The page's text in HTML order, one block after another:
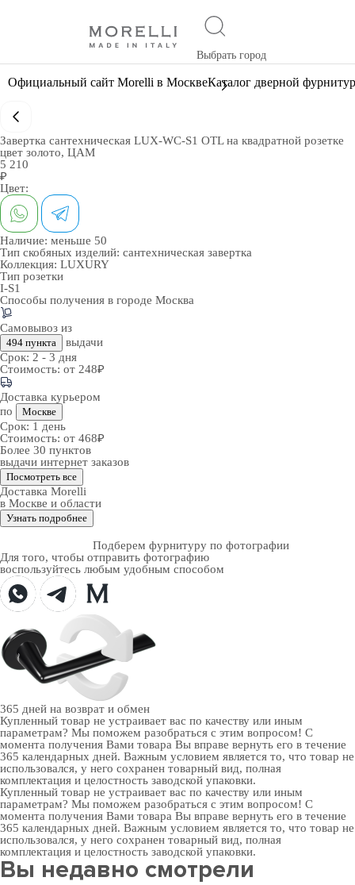
Выбрать город
Официальный сайт Morelli в МосквеКаталог дверной
Завертка сантехническая LUX-WC-S1 OTL на квадратной розетке
цвет золото, ЦАМ
5 210
₽
Цвет:
Наличие: меньше 50
Тип скобяных изделий: сантехническая завертка
Коллекция: LUXURY
Тип розетки
I-S1
Способы получения в городе Москва
Самовывоз из
494 пункта
выдачи
Срок: 2 - 3 дня
Стоимость: от 248₽
Доставка курьером
по
Москве
Срок: 1 день
Стоимость: от 468₽
Более 30 пунктов
выдачи интернет заказов
Посмотреть все
Доставка Morelli
в Москве и области
Узнать подробнее
Подберем фурнитуру по фотографии
Для того, чтобы отправить фотографию
воспользуйтесь любым удобным способом
365 дней на возврат и обмен
Купленный товар не устраивает вас по качеству или иным
параметрам? Мы поможем разобраться с этим вопросом! С
момента получения Вами товара Вы вправе вернуть его в течение
365 календарных дней. Важным условием является то, что товар не
использовался, у него сохранен товарный вид, полная
комплектация и целостность заводской упаковки.
Купленный товар не устраивает вас по качеству или иным
параметрам? Мы поможем разобраться с этим вопросом! С
момента получения Вами товара Вы вправе вернуть его в течение
365 календарных дней. Важным условием является то, что товар не
использовался, у него сохранен товарный вид, полная
комплектация и целостность заводской упаковки.
Вы недавно смотрели